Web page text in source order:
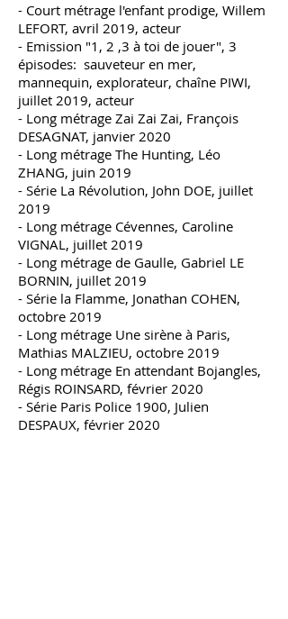
- Court métrage l'enfant prodige, Willem
LEFORT, avril 2019, acteur
- Emission "1, 2 ,3 à toi de jouer", 3
épisodes: sauveteur en mer,
mannequin, explorateur, chaîne PIWI,
juillet 2019, acteur
- Long métrage Zai Zai Zai, François
DESAGNAT, janvier 2020
- Long métrage The Hunting, Léo
ZHANG, juin 2019
- Série La Révolution, John DOE, juillet
2019
- Long métrage Cévennes, Caroline
VIGNAL, juillet 2019
- Long métrage de Gaulle, Gabriel LE
BORNIN, juillet 2019
- Série la Flamme, Jonathan COHEN,
octobre 2019
- Long métrage Une sirène à Paris,
Mathias MALZIEU, octobre 2019
- Long métrage En attendant Bojangles,
Régis ROINSARD, février 2020
- Série Paris Police 1900, Julien
DESPAUX, février 2020